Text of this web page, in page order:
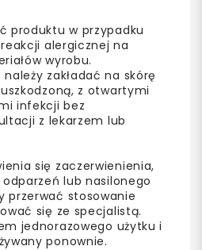
produktu w przypadku
alergicznej na
wyrobu.
zakładać na skórę
z otwartymi
infekcji bez
z lekarzem lub
się zaczerwienienia,
lub nasilonego
przerwać stosowanie
się ze specjalistą.
jednorazowego użytku i
ponownie.